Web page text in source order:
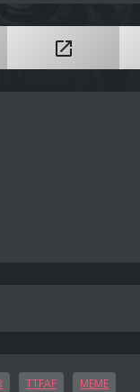
TTFAF MEME